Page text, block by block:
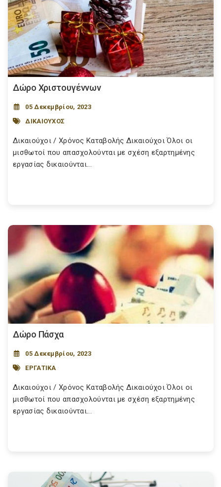
Δώρο Χριστουγέννων
05 Δεκεμβρίου, 2023
ΔΙΚΑΙΟΥΧΟΣ
Δικαιούχοι / Χρόνος Καταβολής Δικαιούχοι Όλοι οι
μισθωτοί που απασχολούνται με σχέση εξαρτημένης
εργασίας δικαιούνται...
Δώρο Πάσχα
05 Δεκεμβρίου, 2023
ΕΡΓΑΤΙΚΑ
Δικαιούχοι / Χρόνος Καταβολής Δικαιούχοι Όλοι οι
μισθωτοί που απασχολούνται με σχέση εξαρτημένης
εργασίας δικαιούνται...